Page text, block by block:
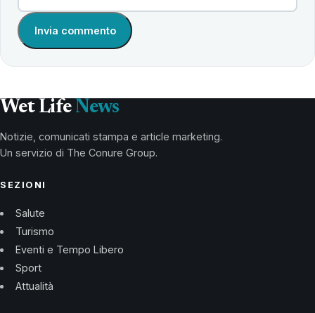
Wet Life News
Notizie, comunicati stampa e article marketing.
Un servizio di The Conure Group.
SEZIONI
Salute
Turismo
Eventi e Tempo Libero
Sport
Attualità